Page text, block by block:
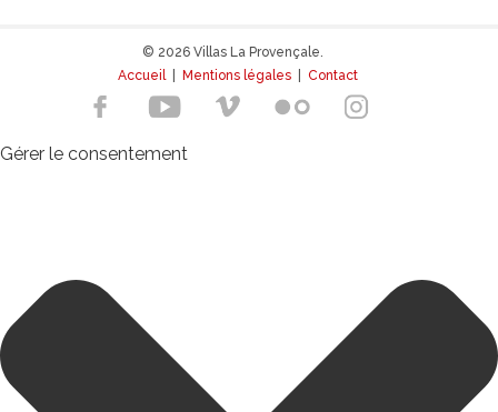
© 2026 Villas La Provençale.
Accueil| Mentions légales Contact
Gérer le consentement